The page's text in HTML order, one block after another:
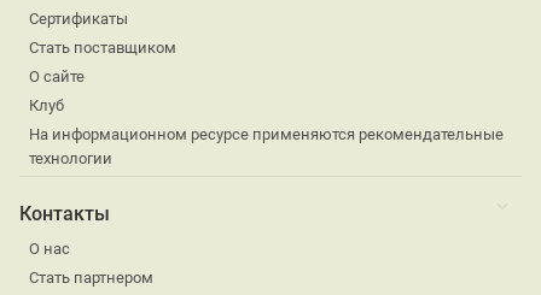
Сертификаты
Стать поставщиком
О сайте
Клуб
На информационном ресурсе применяются рекомендательные
технологии
Контакты
О нас
Стать партнером